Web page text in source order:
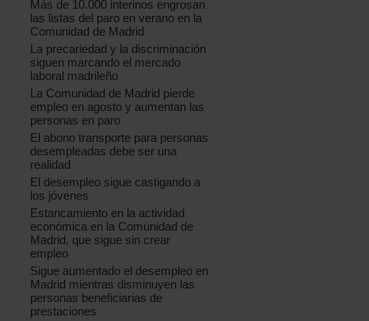
Más de 10.000 interinos engrosan
las listas del paro en verano en la
Comunidad de Madrid
La precariedad y la discriminación
siguen marcando el mercado
laboral madrileño
La Comunidad de Madrid pierde
empleo en agosto y aumentan las
personas en paro
El abono transporte para personas
desempleadas debe ser una
realidad
El desempleo sigue castigando a
los jóvenes
Estancamiento en la actividad
económica en la Comunidad de
Madrid, que sigue sin crear
empleo
Sigue aumentado el desempleo en
Madrid mientras disminuyen las
personas beneficiarias de
prestaciones